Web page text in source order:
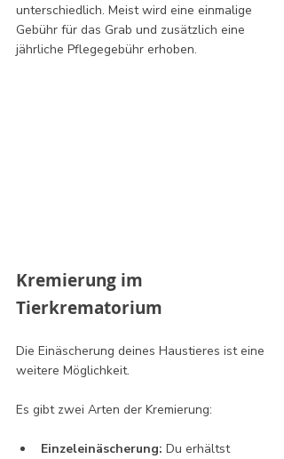
unterschiedlich. Meist wird eine einmalige
Gebühr für das Grab und zusätzlich eine
jährliche Pflegegebühr erhoben.
Kremierung im
Tierkrematorium
Die Einäscherung deines Haustieres ist eine
weitere Möglichkeit.
Es gibt zwei Arten der Kremierung:
Einzeleinäscherung: Du erhältst